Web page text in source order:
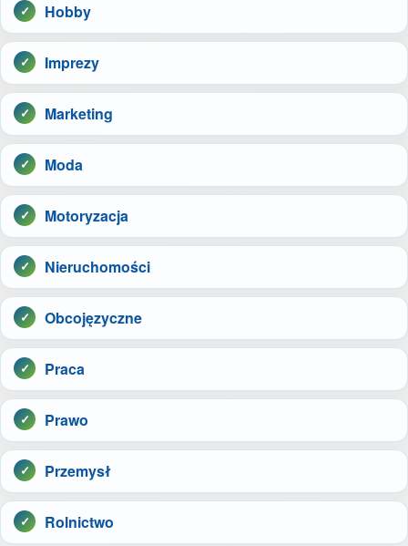
Hobby
Imprezy
Marketing
Moda
Motoryzacja
Nieruchomości
Obcojęzyczne
Praca
Prawo
Przemysł
Rolnictwo